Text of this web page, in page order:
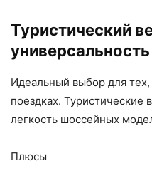
Туристический
Идеальный выбор для
поездках. Туристические
легкость шоссейных
Плюсы